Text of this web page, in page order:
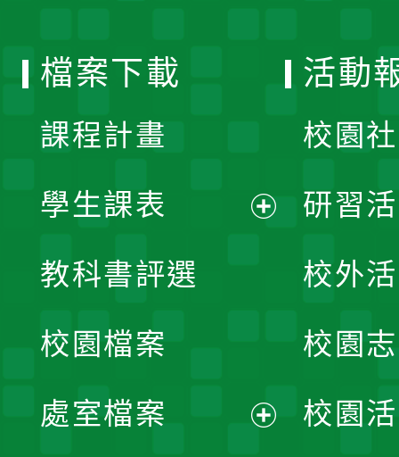
檔案下載
課程計畫
學生課表
單
教科書評選
校園檔案
處室檔案
活動
校園
研習
校外
校園
校園